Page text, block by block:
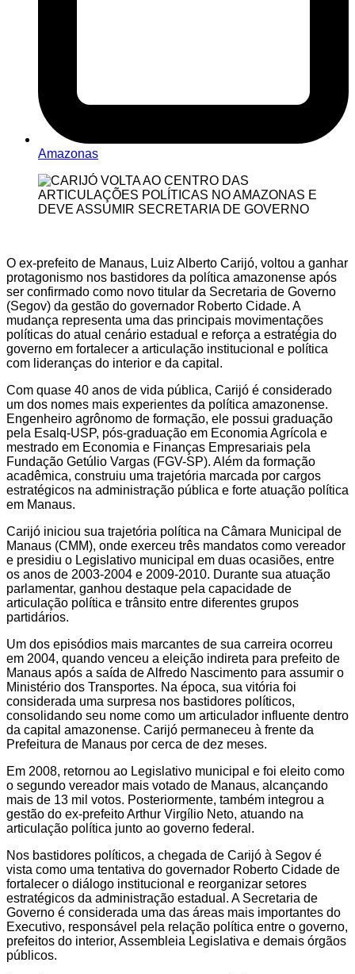
Amazonas
O ex-prefeito de Manaus, Luiz Alberto Carijó, voltou a ganhar
protagonismo nos bastidores da política amazonense após
ser confirmado como novo titular da Secretaria de Governo
(Segov) da gestão do governador Roberto Cidade. A
mudança representa uma das principais movimentações
políticas do atual cenário estadual e reforça a estratégia do
governo em fortalecer a articulação institucional e política
com lideranças do interior e da capital.
Com quase 40 anos de vida pública, Carijó é considerado
um dos nomes mais experientes da política amazonense.
Engenheiro agrônomo de formação, ele possui graduação
pela Esalq-USP, pós-graduação em Economia Agrícola e
mestrado em Economia e Finanças Empresariais pela
Fundação Getúlio Vargas (FGV-SP). Além da formação
acadêmica, construiu uma trajetória marcada por cargos
estratégicos na administração pública e forte atuação política
em Manaus.
Carijó iniciou sua trajetória política na Câmara Municipal de
Manaus (CMM), onde exerceu três mandatos como vereador
e presidiu o Legislativo municipal em duas ocasiões, entre
os anos de 2003-2004 e 2009-2010. Durante sua atuação
parlamentar, ganhou destaque pela capacidade de
articulação política e trânsito entre diferentes grupos
partidários.
Um dos episódios mais marcantes de sua carreira ocorreu
em 2004, quando venceu a eleição indireta para prefeito de
Manaus após a saída de Alfredo Nascimento para assumir o
Ministério dos Transportes. Na época, sua vitória foi
considerada uma surpresa nos bastidores políticos,
consolidando seu nome como um articulador influente dentro
da capital amazonense. Carijó permaneceu à frente da
Prefeitura de Manaus por cerca de dez meses.
Em 2008, retornou ao Legislativo municipal e foi eleito como
o segundo vereador mais votado de Manaus, alcançando
mais de 13 mil votos. Posteriormente, também integrou a
gestão do ex-prefeito Arthur Virgílio Neto, atuando na
articulação política junto ao governo federal.
Nos bastidores políticos, a chegada de Carijó à Segov é
vista como uma tentativa do governador Roberto Cidade de
fortalecer o diálogo institucional e reorganizar setores
estratégicos da administração estadual. A Secretaria de
Governo é considerada uma das áreas mais importantes do
Executivo, responsável pela relação política entre o governo,
prefeitos do interior, Assembleia Legislativa e demais órgãos
públicos.